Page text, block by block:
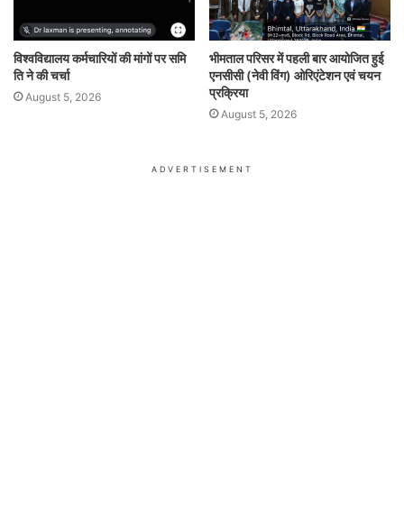
विश्वविद्यालय कर्मचारियों की मांगों पर समि
ति ने की चर्चा
August 5, 2026
भीमताल परिसर में पहली बार आयोजित हुई
एनसीसी (नेवी विंग) ओरिएंटेशन एवं चयन
प्रक्रिया
August 5, 2026
ADVERTISEMENT